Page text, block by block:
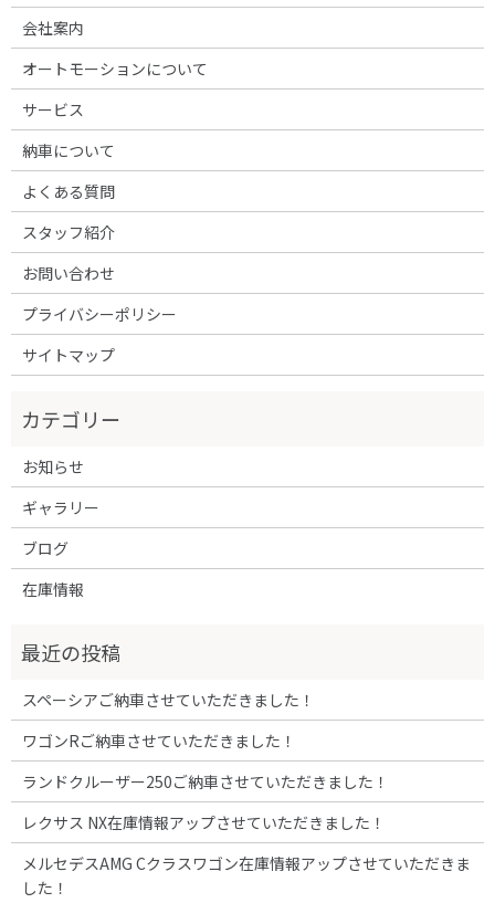
会社案内
オートモーションについて
サービス
納車について
よくある質問
スタッフ紹介
お問い合わせ
プライバシーポリシー
サイトマップ
お知らせ
ギャラリー
ブログ
在庫情報
スペーシアご納車させていただきました！
ワゴンRご納車させていただきました！
ランドクルーザー250ご納車させていただきました！
レクサス NX在庫情報アップさせていただきました！
メルセデスAMG Cクラスワゴン在庫情報アップさせていただきま
した！